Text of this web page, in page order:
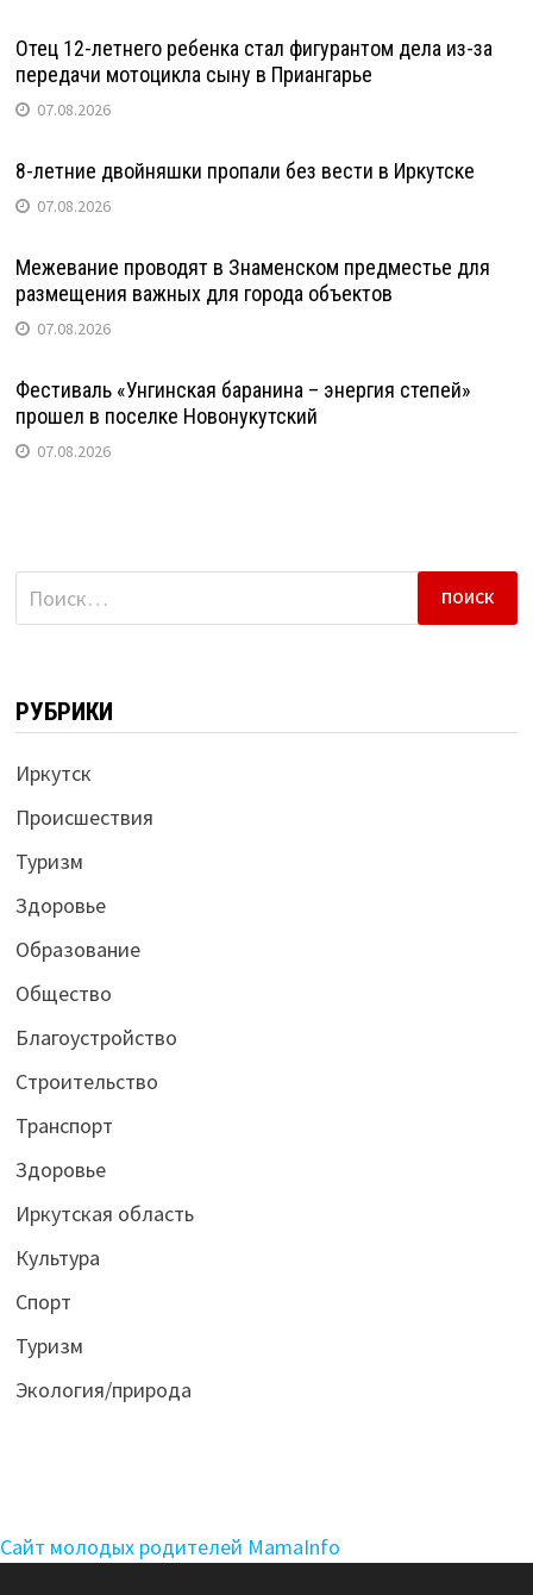
Отец 12-летнего ребенка стал фигурантом дела из-за
передачи мотоцикла сыну в Приангарье
07.08.2026
8-летние двойняшки пропали без вести в Иркутске
07.08.2026
Межевание проводят в Знаменском предместье для
размещения важных для города объектов
07.08.2026
Фестиваль «Унгинская баранина – энергия степей»
прошел в поселке Новонукутский
07.08.2026
Найти:
РУБРИКИ
Иркутск
Происшествия
Туризм
Здоровье
Образование
Общество
Благоустройство
Строительство
Транспорт
Здоровье
Иркутская область
Культура
Спорт
Туризм
Экология/природа
Сайт молодых родителей MamaInfo